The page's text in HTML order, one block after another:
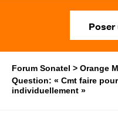
Forum Sonatel
Orange
Question: « Cmt faire
individuellement »